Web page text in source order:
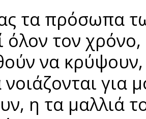
τα πρόσωπα
όλον τον
να κρύψουν,
για
η τα μαλλιά